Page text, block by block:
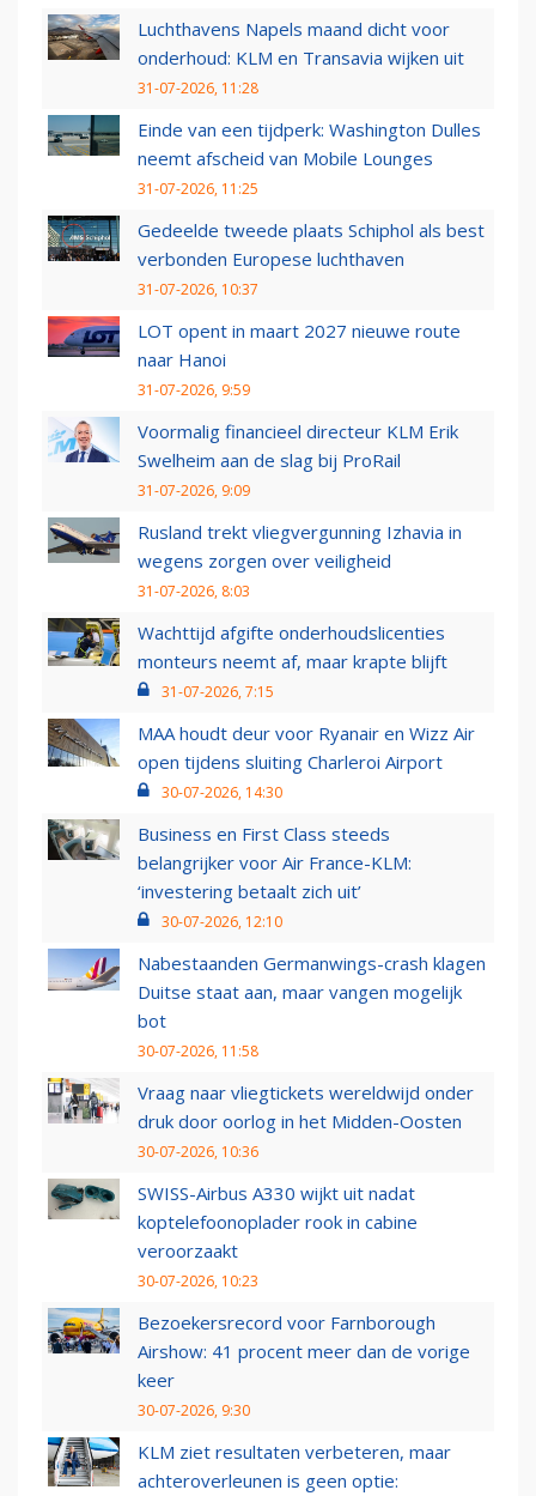
Luchthavens Napels maand dicht voor
onderhoud: KLM en Transavia wijken uit
31-07-2026, 11:28
Einde van een tijdperk: Washington Dulles
neemt afscheid van Mobile Lounges
31-07-2026, 11:25
Gedeelde tweede plaats Schiphol als best
verbonden Europese luchthaven
31-07-2026, 10:37
LOT opent in maart 2027 nieuwe route
naar Hanoi
31-07-2026, 9:59
Voormalig financieel directeur KLM Erik
Swelheim aan de slag bij ProRail
31-07-2026, 9:09
Rusland trekt vliegvergunning Izhavia in
wegens zorgen over veiligheid
31-07-2026, 8:03
Wachttijd afgifte onderhoudslicenties
monteurs neemt af, maar krapte blijft
31-07-2026, 7:15
MAA houdt deur voor Ryanair en Wizz Air
open tijdens sluiting Charleroi Airport
30-07-2026, 14:30
Business en First Class steeds
belangrijker voor Air France-KLM:
‘investering betaalt zich uit’
30-07-2026, 12:10
Nabestaanden Germanwings-crash klagen
Duitse staat aan, maar vangen mogelijk
bot
30-07-2026, 11:58
Vraag naar vliegtickets wereldwijd onder
druk door oorlog in het Midden-Oosten
30-07-2026, 10:36
SWISS-Airbus A330 wijkt uit nadat
koptelefoonoplader rook in cabine
veroorzaakt
30-07-2026, 10:23
Bezoekersrecord voor Farnborough
Airshow: 41 procent meer dan de vorige
keer
30-07-2026, 9:30
KLM ziet resultaten verbeteren, maar
achteroverleunen is geen optie: